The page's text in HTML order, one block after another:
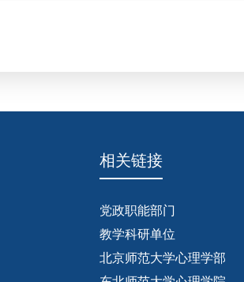
相关链接
党政职能部门
教学科研单位
北京师范大学心理学部